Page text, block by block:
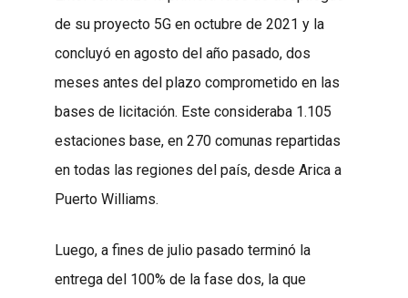
de su proyecto 5G en octubre de 2021 y la
concluyó en agosto del año pasado, dos
meses antes del plazo comprometido en las
bases de licitación. Este consideraba 1.105
estaciones base, en 270 comunas repartidas
en todas las regiones del país, desde Arica a
Puerto Williams.
Luego, a fines de julio pasado terminó la
entrega del 100% de la fase dos, la que